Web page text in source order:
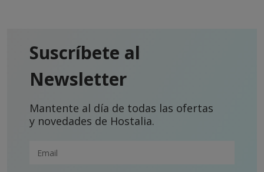
Suscríbete al
Newsletter
Mantente al día de todas las ofertas
y novedades de Hostalia.